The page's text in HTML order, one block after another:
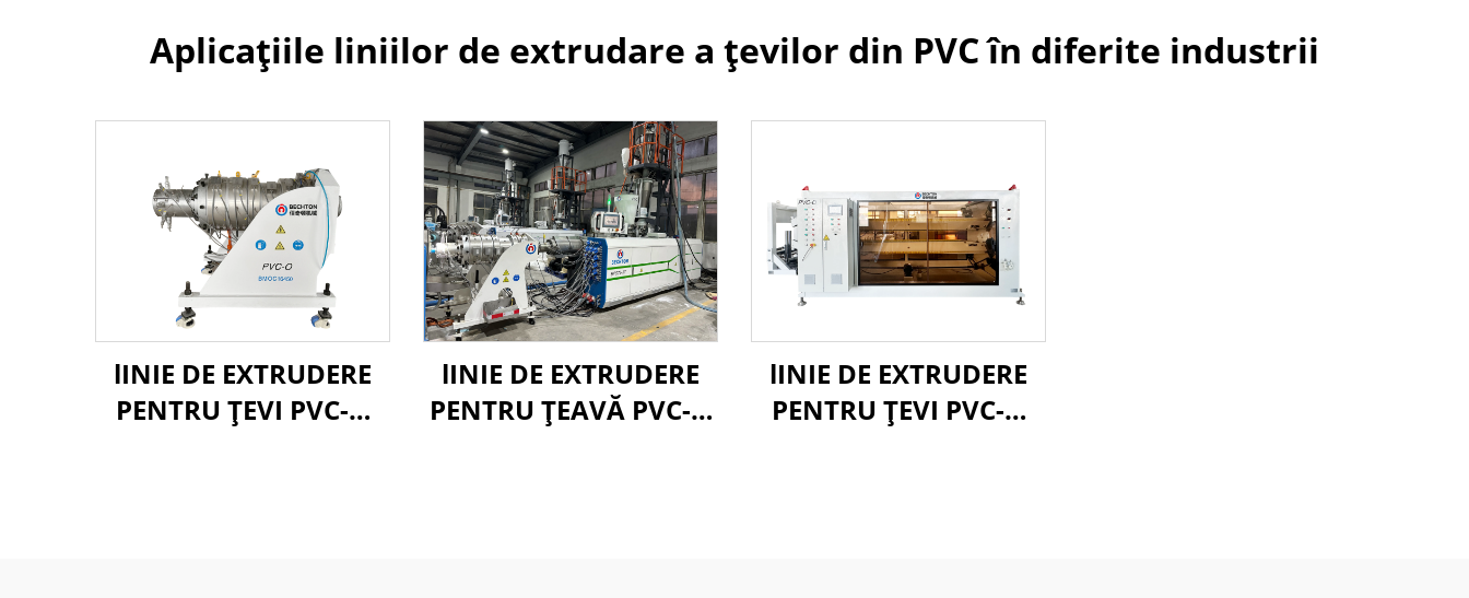
Aplicațiile liniilor de extrudare a țevilor din PVC în diferite industrii
lINIE DE EXTRUDERE
PENTRU ȚEVI PVC-O
lINIE DE EXTRUDERE
PENTRU ȚEAVĂ PVC-O
lINIE DE EXTRUDERE
PENTRU ŢEVI PVC-O